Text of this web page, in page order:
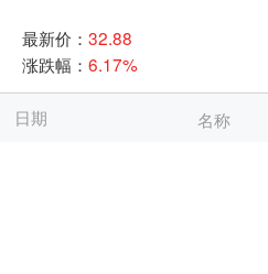
最新价： 32.88
涨跌幅： 6.17%
日期 名称